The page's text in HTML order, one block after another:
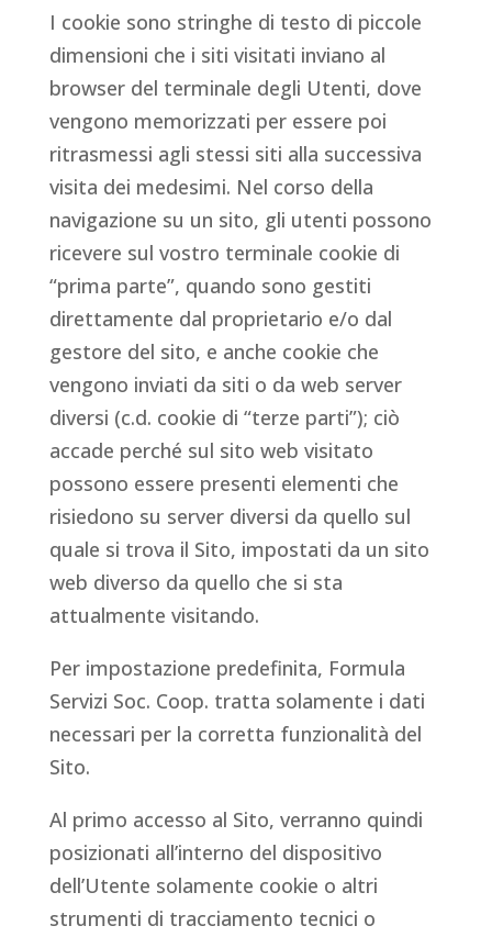
I cookie sono stringhe di testo di piccole
dimensioni che i siti visitati inviano al
browser del terminale degli Utenti, dove
vengono memorizzati per essere poi
ritrasmessi agli stessi siti alla successiva
visita dei medesimi. Nel corso della
navigazione su un sito, gli utenti possono
ricevere sul vostro terminale cookie di
“prima parte”, quando sono gestiti
direttamente dal proprietario e/o dal
gestore del sito, e anche cookie che
vengono inviati da siti o da web server
diversi (c.d. cookie di “terze parti”); ciò
accade perché sul sito web visitato
possono essere presenti elementi che
risiedono su server diversi da quello sul
quale si trova il Sito, impostati da un sito
web diverso da quello che si sta
attualmente visitando.
Per impostazione predefinita, Formula
Servizi Soc. Coop. tratta solamente i dati
necessari per la corretta funzionalità del
Sito.
Al primo accesso al Sito, verranno quindi
posizionati all’interno del dispositivo
dell’Utente solamente cookie o altri
strumenti di tracciamento tecnici o